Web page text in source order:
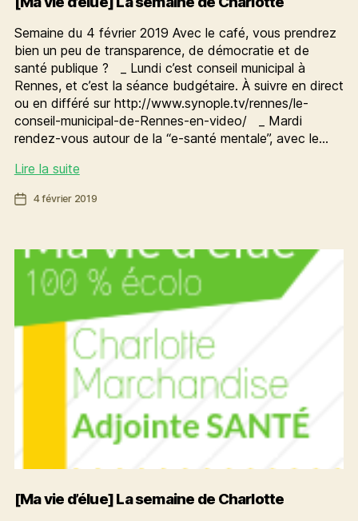
Semaine du 4 février 2019 Avec le café, vous prendrez
bien un peu de transparence, de démocratie et de
santé publique ? _ Lundi c’est conseil municipal à
Rennes, et c’est la séance budgétaire. À suivre en direct
ou en différé sur http://www.synople.tv/rennes/le-
conseil-municipal-de-Rennes-en-video/ _ Mardi
rendez-vous autour de la “e-santé mentale”, avec le…
Lire la suite[Ma
d’élue]
de
Charlotte
Date4 février 2019
[Ma vie d’élue] La semaine de Charlotte